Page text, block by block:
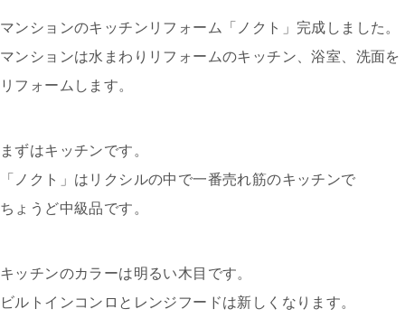
マンションのキッチンリフォーム「ノクト」完成しました。
マンションは水まわりリフォームのキッチン、浴室、洗面を
リフォームします。
まずはキッチンです。
「ノクト」はリクシルの中で一番売れ筋のキッチンで
ちょうど中級品です。
キッチンのカラーは明るい木目です。
ビルトインコンロとレンジフードは新しくなります。